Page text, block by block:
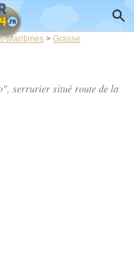
Maritimes > Grasse
serrurier situé route de la